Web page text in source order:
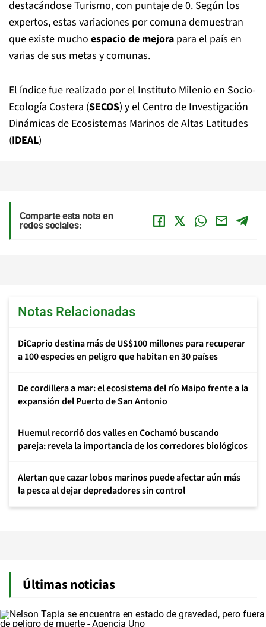
destacándose Turismo, con puntaje de 0. Según los
expertos, estas variaciones por comuna demuestran
que existe mucho espacio de mejora para el país en
varias de sus metas y comunas.
El índice fue realizado por el Instituto Milenio en Socio-
Ecología Costera (SECOS) y el Centro de Investigación
Dinámicas de Ecosistemas Marinos de Altas Latitudes
(IDEAL)
Comparte esta nota en
redes sociales:
Notas Relacionadas
DiCaprio destina más de US$100 millones para recuperar
a 100 especies en peligro que habitan en 30 países
De cordillera a mar: el ecosistema del río Maipo frente a la
expansión del Puerto de San Antonio
Huemul recorrió dos valles en Cochamó buscando
pareja: revela la importancia de los corredores biológicos
Alertan que cazar lobos marinos puede afectar aún más
la pesca al dejar depredadores sin control
Últimas noticias